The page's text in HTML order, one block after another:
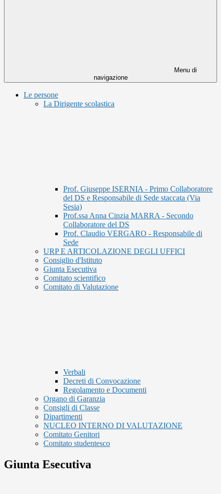
Menu di
navigazione
Le persone
La Dirigente scolastica
Prof. Giuseppe ISERNIA - Primo Collaboratore
del DS e Responsabile di Sede staccata (Via
Sesia)
Prof.ssa Anna Cinzia MARRA - Secondo
Collaboratore del DS
Prof. Claudio VERGARO - Responsabile di
Sede
URP E ARTICOLAZIONE DEGLI UFFICI
Consiglio d'Istituto
Giunta Esecutiva
Comitato scientifico
Comitato di Valutazione
Verbali
Decreti di Convocazione
Regolamento e Documenti
Organo di Garanzia
Consigli di Classe
Dipartimenti
NUCLEO INTERNO DI VALUTAZIONE
Comitato Genitori
Comitato studentesco
Giunta Esecutiva